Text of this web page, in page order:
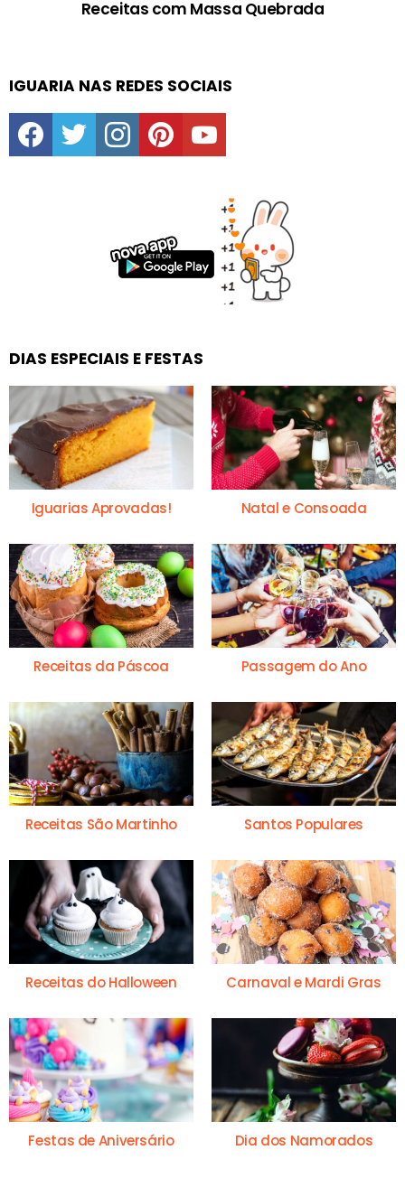
Receitas com Massa Quebrada
IGUARIA NAS REDES SOCIAIS
facebooktwitter instagrampinterestyoutube
DIAS ESPECIAIS E FESTAS
Iguarias Aprovadas! Natal e Consoada
Receitas da Páscoa Passagem do Ano
Receitas São Martinho Santos Populares
Receitas do Halloween Carnaval e Mardi Gras
Festas de Aniversário Dia dos Namorados